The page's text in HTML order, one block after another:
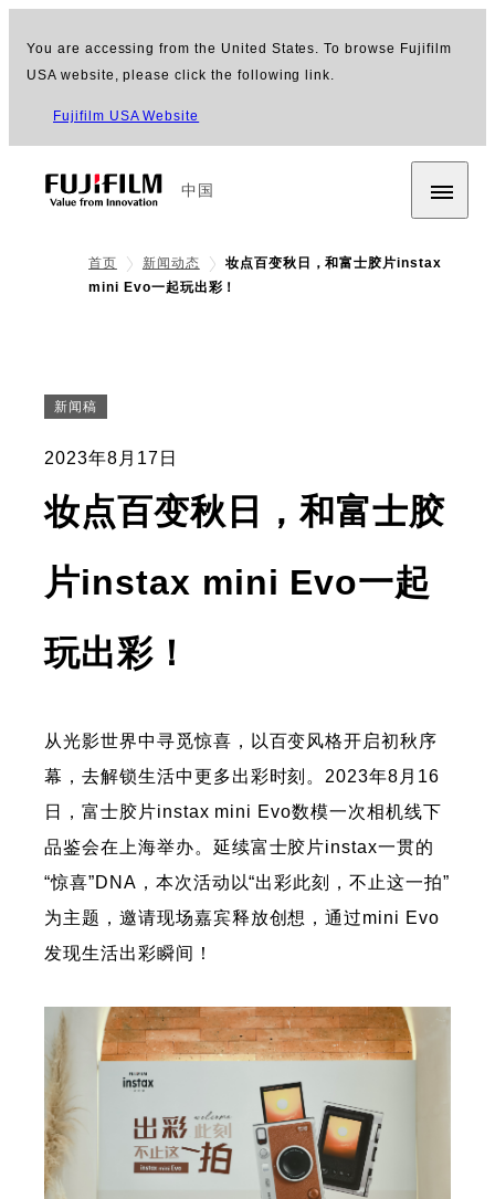
You are accessing from the United States. To browse Fujifilm
USA website, please click the following link.
Fujifilm USA Website
中国
首页 新闻动态
妆点百变秋日，和富士胶片instax
mini Evo一起玩出彩！
新闻稿
2023年8月17日
妆点百变秋日，和富士胶
片instax mini Evo一起
玩出彩！
从光影世界中寻觅惊喜，以百变风格开启初秋序
幕，去解锁生活中更多出彩时刻。2023年8月16
日，富士胶片instax mini Evo数模一次相机线下
品鉴会在上海举办。延续富士胶片instax一贯的
“惊喜”DNA，本次活动以“出彩此刻，不止这一拍”
为主题，邀请现场嘉宾释放创想，通过mini Evo
发现生活出彩瞬间！